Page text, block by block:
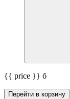
{{ price }} б
Перейти в корзину